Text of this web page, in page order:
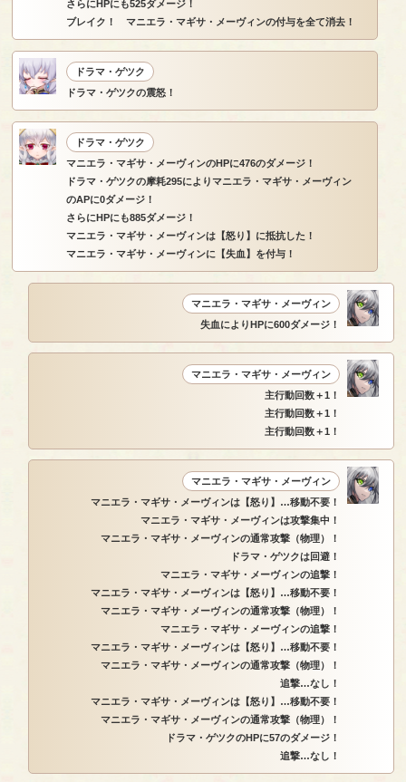
さらにHPにも525ダメージ！
ブレイク！ マニエラ・マギサ・メーヴィンの付与を全て消去！
ドラマ・ゲツク
ドラマ・ゲツクの震怒！
ドラマ・ゲツク
マニエラ・マギサ・メーヴィンのHPに476のダメージ！
ドラマ・ゲツクの摩耗295によりマニエラ・マギサ・メーヴィン
のAPに0ダメージ！
さらにHPにも885ダメージ！
マニエラ・マギサ・メーヴィンは【怒り】に抵抗した！
マニエラ・マギサ・メーヴィンに【失血】を付与！
マニエラ・マギサ・メーヴィン
失血によりHPに600ダメージ！
マニエラ・マギサ・メーヴィン
主行動回数＋1！
主行動回数＋1！
主行動回数＋1！
マニエラ・マギサ・メーヴィン
マニエラ・マギサ・メーヴィンは【怒り】…移動不要！
マニエラ・マギサ・メーヴィンは攻撃集中！
マニエラ・マギサ・メーヴィンの通常攻撃（物理）！
ドラマ・ゲツクは回避！
マニエラ・マギサ・メーヴィンの追撃！
マニエラ・マギサ・メーヴィンは【怒り】…移動不要！
マニエラ・マギサ・メーヴィンの通常攻撃（物理）！
マニエラ・マギサ・メーヴィンの追撃！
マニエラ・マギサ・メーヴィンは【怒り】…移動不要！
マニエラ・マギサ・メーヴィンの通常攻撃（物理）！
追撃…なし！
マニエラ・マギサ・メーヴィンは【怒り】…移動不要！
マニエラ・マギサ・メーヴィンの通常攻撃（物理）！
ドラマ・ゲツクのHPに57のダメージ！
追撃…なし！